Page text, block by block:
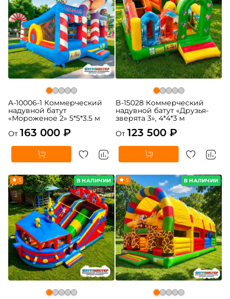
A-10006-1 Коммерческий
надувной батут
«Мороженое 2» 5*5*3.5 м
От 163 000 ₽
B-15028 Коммерческий
надувной батут «Друзья-
зверята 3», 4*4*3 м
От 123 500 ₽
В НАЛИЧИИ
5 В НАЛИЧИИ
5